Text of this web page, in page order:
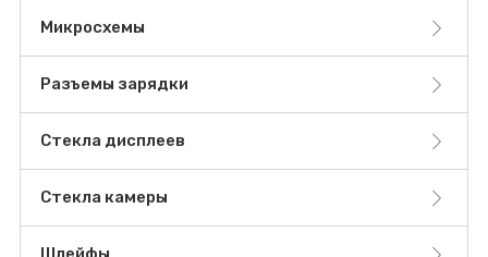
Микросхемы
Разъемы зарядки
Стекла дисплеев
Стекла камеры